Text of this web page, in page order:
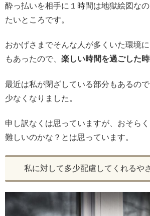
酔っ払いを相手に１時間は地獄絵図な
たいところです。
おかげさまでそんな人が多くいた環境
もあったので、 楽しい時間を過ごした時
最近は私が閉ざしている部分もあるの
少なくなりました。
申し訳なくは思っていますが、おそら
難しいのかな？とは思っています。
私に対して多少配慮してくれるや